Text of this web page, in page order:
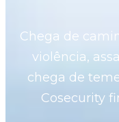
Chega de
violência,
chega de
Cosecurity